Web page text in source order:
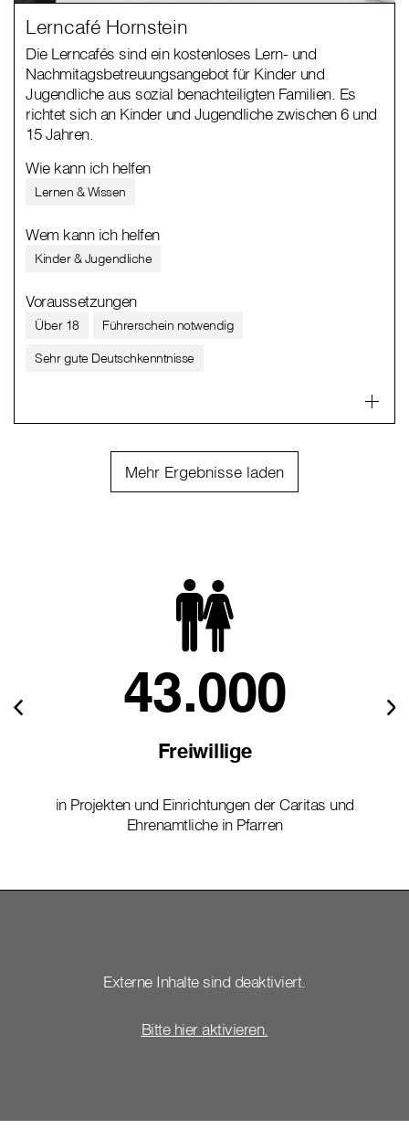
Lerncafé Hornstein
Die Lerncafés sind ein kostenloses Lern- und
Nachmitagsbetreuungsangebot für Kinder und
Jugendliche aus sozial benachteiligten Familien. Es
richtet sich an Kinder und Jugendliche zwischen 6 und
15 Jahren.
Wie kann ich helfen
Lernen & Wissen
Wem kann ich helfen
Kinder & Jugendliche
Voraussetzungen
Über 18
Führerschein notwendig
Sehr gute Deutschkenntnisse
Mehr Ergebnisse laden
43.000
Freiwillige
in Projekten und Einrichtungen der Caritas und
Ehrenamtliche in Pfarren
Externe Inhalte sind deaktiviert.
Bitte hier aktivieren.